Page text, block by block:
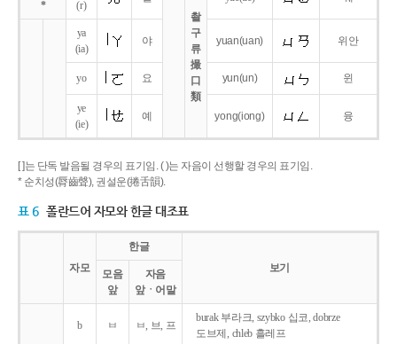
*
(r)
촬
구
류
撮
口
類
ya
(ia)
야 yuan(uan) 위안
yo 요 yun(un) 윈
ye
(ie)
예 yong(iong) 융
[ ]는 단독 발음될 경우의 표기임. ( )는 자음이 선행할 경우의 표기임.
* 순치성(脣齒聲), 권설운(捲舌韻).
표 6 폴란드어 자모와 한글 대조표
자모
한글
보기
모음
앞
자음
앞ㆍ어말
b ㅂ ㅂ, 브, 프
burak 부라크, szybko 십코, dobrze
도브제, chleb 흘레프